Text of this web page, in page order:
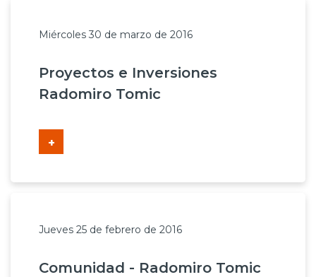
Sustentabilidad
Inversionistas
Transparencia activa
Canales de denuncia
Miércoles 30 de marzo de 2016
Proyectos e Inversiones
Radomiro Tomic
+
Jueves 25 de febrero de 2016
Comunidad - Radomiro Tomic